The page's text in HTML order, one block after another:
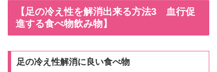
【足の冷え性を解消出来る方法3 血行促
進する食べ物飲み物】
足の冷え性解消に良い食べ物